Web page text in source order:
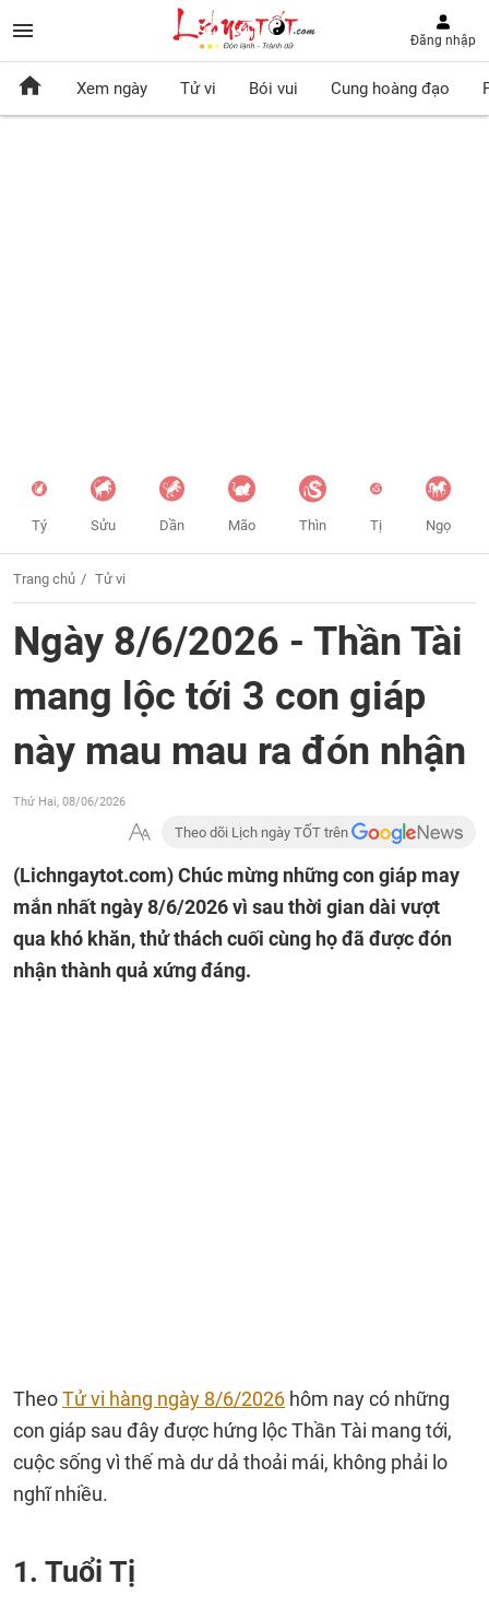
Đăng nhập
Xem ngày Tử vi Bói vui Cung hoàng đạo
Tý Sửu Dần Mão Thìn Tị Ngọ
Trang chủ Tử vi
Ngày 8/6/2026 - Thần Tài
mang lộc tới 3 con giáp
này mau mau ra đón nhận
Thứ Hai, 08/06/2026
Theo dõi Lịch ngày TỐT trên
(Lichngaytot.com)Chúc mừng những con giáp may
mắn nhất ngày 8/6/2026 vì sau thời gian dài vượt
qua khó khăn, thử thách cuối cùng họ đã được đón
nhận thành quả xứng đáng.
TheoTử vi hàng ngày 8/6/2026 hôm nay có những
con giáp sau đây được hứng lộc Thần Tài mang tới,
cuộc sống vì thế mà dư dả thoải mái, không phải lo
nghĩ nhiều.
1. Tuổi Tị